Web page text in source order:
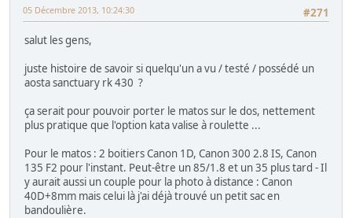
#271
05 Décembre 2013, 10:24:30
salut les gens,
juste histoire de savoir si quelqu'un a vu / testé / possédé un
aosta sanctuary rk 430 ?
ça serait pour pouvoir porter le matos sur le dos, nettement
plus pratique que l'option kata valise à roulette ...
Pour le matos : 2 boitiers Canon 1D, Canon 300 2.8 IS, Canon
135 F2 pour l'instant. Peut-être un 85/1.8 et un 35 plus tard - Il
y aurait aussi un couple pour la photo à distance : Canon
40D+8mm mais celui là j'ai déjà trouvé un petit sac en
bandoulière.